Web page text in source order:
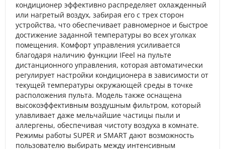
кондиционер эффективно распределяет охлажденный
или нагретый воздух, забирая его с трех сторон
устройства, что обеспечивает равномерное и быстрое
достижение заданной температуры во всех уголках
помещения. Комфорт управления усиливается
благодаря наличию функции IFeel на пульте
дистанционного управления, которая автоматически
регулирует настройки кондиционера в зависимости от
текущей температуры окружающей среды в точке
расположения пульта. Модель также оснащена
высокоэффективным воздушным фильтром, который
улавливает даже мельчайшие частицы пыли и
аллергены, обеспечивая чистоту воздуха в комнате.
Режимы работы SUPER и SMART дают возможность
пользователю выбирать между интенсивным